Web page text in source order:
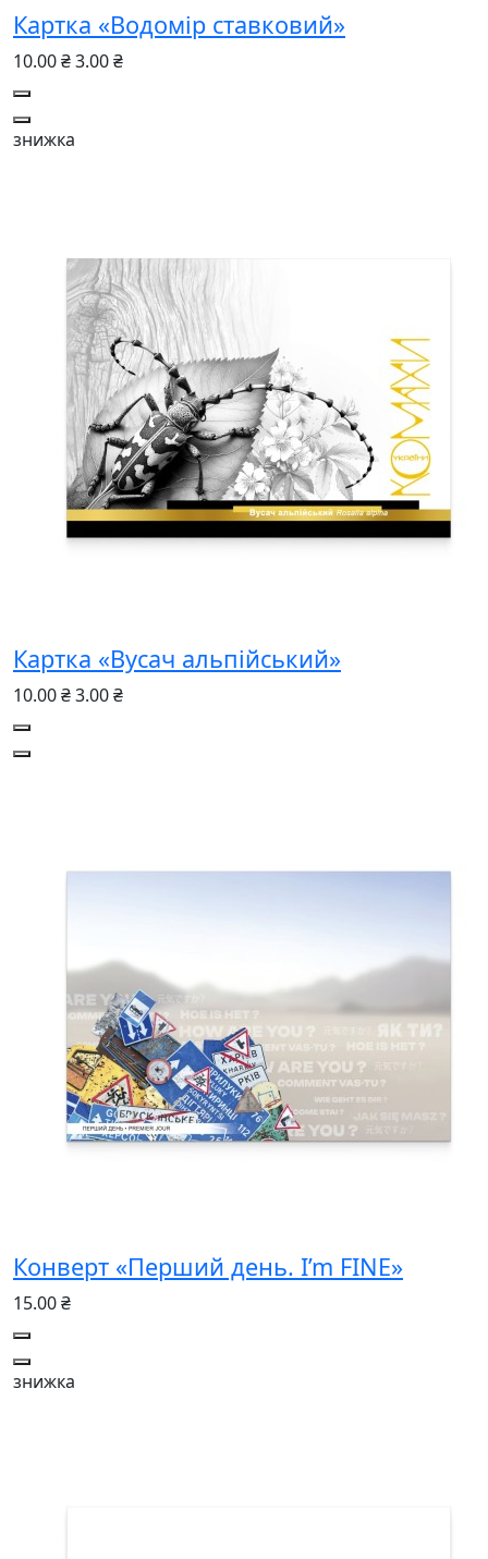
Картка «Водомір ставковий»
10.00 ₴3.00 ₴
знижка
Картка «Вусач альпійський»
10.00 ₴3.00 ₴
Конверт «Перший день. I’m FINE»
15.00 ₴
знижка